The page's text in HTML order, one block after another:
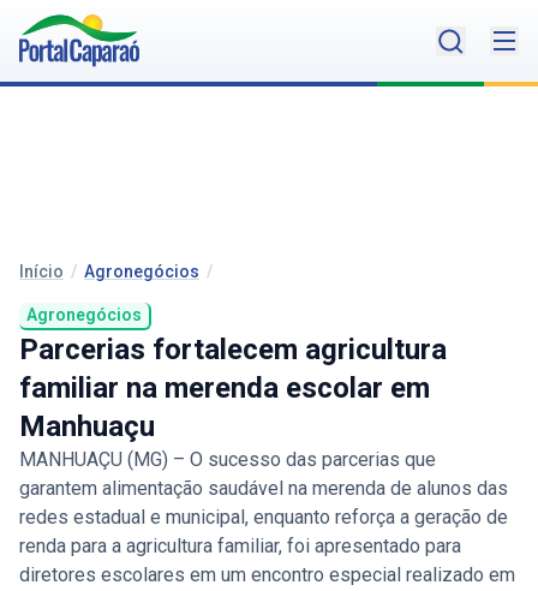
Início / Agronegócios /
Agronegócios
Parcerias fortalecem agricultura
familiar na merenda escolar em
Manhuaçu
MANHUAÇU (MG) – O sucesso das parcerias que
garantem alimentação saudável na merenda de alunos das
redes estadual e municipal, enquanto reforça a geração de
renda para a agricultura familiar, foi apresentado para
diretores escolares em um encontro especial realizado em